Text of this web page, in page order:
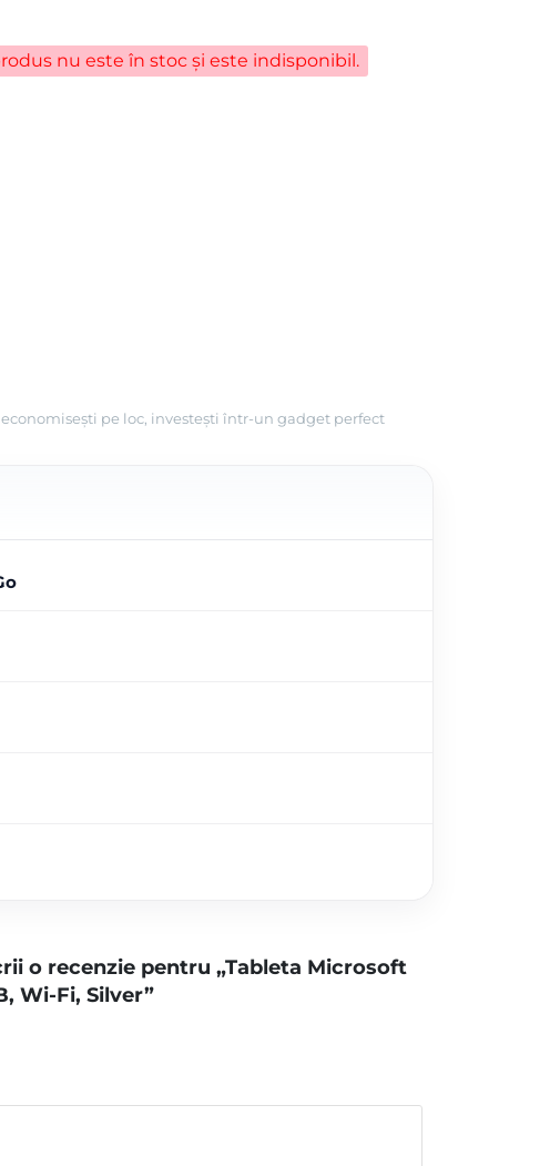
nu este în stoc și este indisponibil.
pe loc, investești într-un gadget perfect
o recenzie pentru „Tableta Microsoft
Wi-Fi, Silver”